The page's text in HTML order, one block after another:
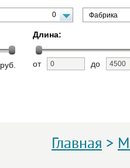
0 Фабрика
руб.
Длина:
от до
Главная >